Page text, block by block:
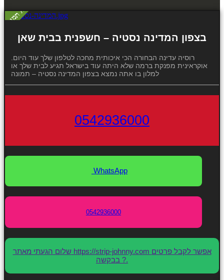
בצפון המדינה נסטיה – חשפנית בבית שאן
רוסיה עדינה הבחורה הכי איכותית מחכה לטלפון שלך עוד היום.
אוקראינית מפנקת ברמה שלא היתה עוד בישראל תגיע לבית שלך או
למלון בו אתה נמצא בצפון המדינה נסטיה – תמונה
0542936000
WhatsApp
0542936000
שלום הגעתי מאתר https://strip-johnny.com אפשר לקבל פרטים
בבקשה ?.